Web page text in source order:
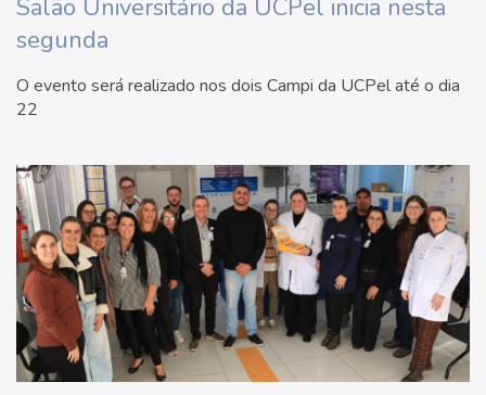
Salão Universitário da UCPel inicia nesta
segunda
O evento será realizado nos dois Campi da UCPel até o dia
22